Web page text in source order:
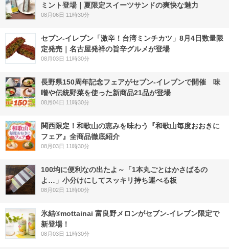
ミント登場｜夏限定スイーツサンドの爽快な魅力
08月06日 11時30分
セブン-イレブン「激辛！台湾ミンチカツ」8月4日数量限
定発売｜名古屋発祥の旨辛グルメが登場
08月03日 11時30分
長野県150周年記念フェアがセブン-イレブンで開催 味
噌や伝統野菜を使った新商品21品が登場
08月04日 11時30分
関西限定！和歌山の恵みを味わう『和歌山毎度おおきに
フェア』全商品徹底紹介
08月03日 11時30分
100均に便利なの出たよ～「1本丸ごとはかさばるの
よ…」小分けにしてスッキリ持ち運べる板
08月02日 11時00分
氷結®mottainai 富良野メロンがセブン‐イレブン限定で
新登場！
08月03日 11時30分